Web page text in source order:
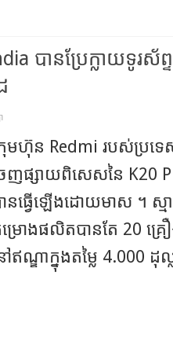
បានប្រែក្លាយទូរស័ព្
មហ៊ុន Redmi របស់ប្រទេ
ញផ្សាយពិសេសនៃ K20
នធ្វើឡើងដោយមាស ។ ស្
រោងផលិតបានតែ 20 គ្
ឥណ្ឌាក្នុងតម្លៃ 4.000 ដុ